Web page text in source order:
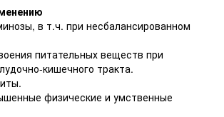
в т.ч. при несбалансированном
питательных веществ при
кишечного тракта.
физические и умственные